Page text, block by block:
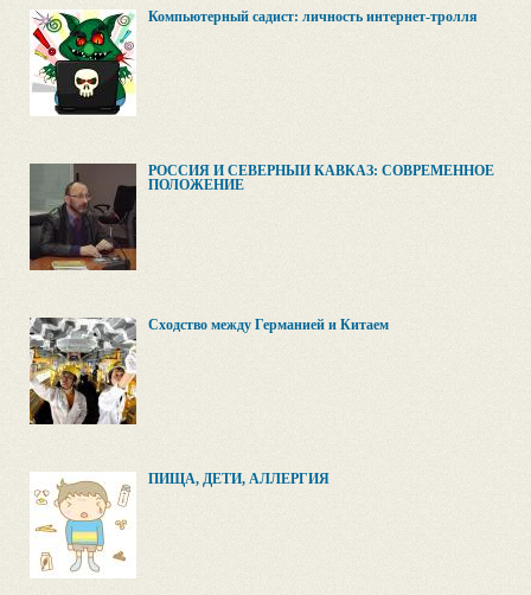
Компьютерный садист: личность интернет-тролля
РОССИЯ И СЕВЕРНЫЙ КАВКАЗ: СОВРЕМЕННОЕ
ПОЛОЖЕНИЕ
Сходство между Германией и Китаем
ПИЩА, ДЕТИ, АЛЛЕРГИЯ